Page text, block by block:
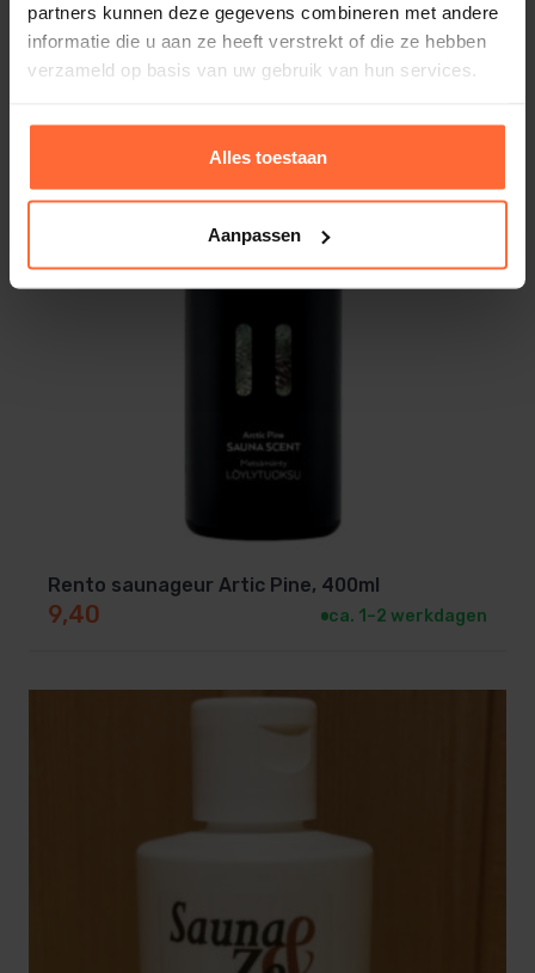
partners kunnen deze gegevens combineren met andere
informatie die u aan ze heeft verstrekt of die ze hebben
verzameld op basis van uw gebruik van hun services.
Alles toestaan
Aanpassen
Menthol kristallen
12,55 Op voorraad
Rento saunageur Artic Pine, 400ml
9,40 ca. 1–2 werkdagen